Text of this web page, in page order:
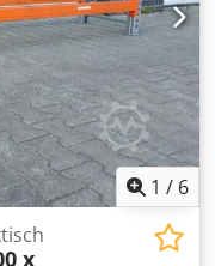
110 x 50 mm
gebraucht
dienen zur
kann
werden
sind
in der Regel ca.
1 / 6
x